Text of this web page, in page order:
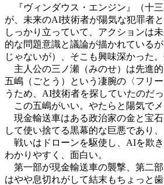
『ヴィンダウス・エンジン』（十
が、未来のAI技術者が陽気な犯罪者
しっかり立っていて、アクションは
的な問題意識と議論が描かれている
じゃないが）、そこも興味深かった
主人公の三ノ瀬（みのせ）は先進
五嶋（ごとう）という凄腕の〈フリ
うため、AI技術者を探していたのだ
この五嶋がいい。やたらと陽気で
現金輸送車はある政治家の金と宝
して使い捨てる黒幕的な巨悪であり
戦いはドローンを駆使し、AIを欺
わかりやすく、面白い。
第一部が現金輸送車の襲撃、第二
はやや息切れがして結末もちょっと